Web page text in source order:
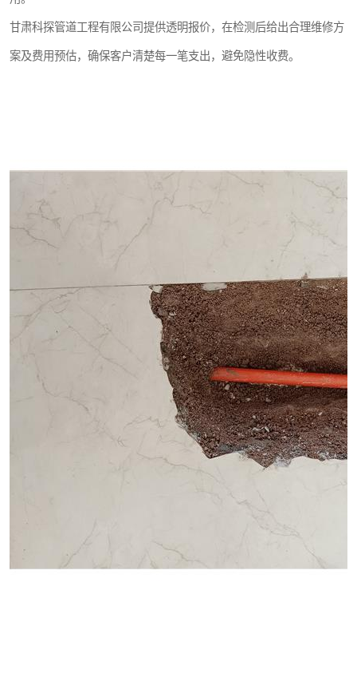
甘肃科探管道工程有限公司提供透明报价，在检测后给出合理维修方
案及费用预估，确保客户清楚每一笔支出，避免隐性收费。